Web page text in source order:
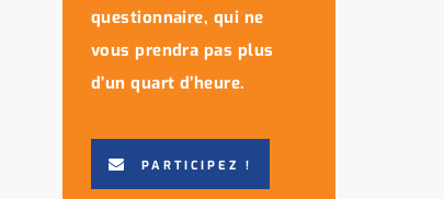
questionnaire, qui ne
vous prendra pas plus
d’un quart d’heure.
PARTICIPEZ !